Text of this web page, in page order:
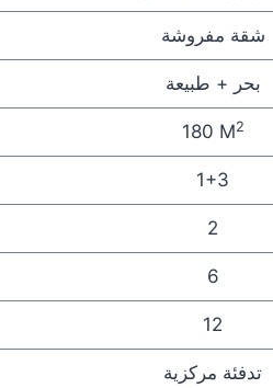
شقة مفروشة
بحر + طبيعة
180 M2
1+3
2
6
12
تدفئة مركزية